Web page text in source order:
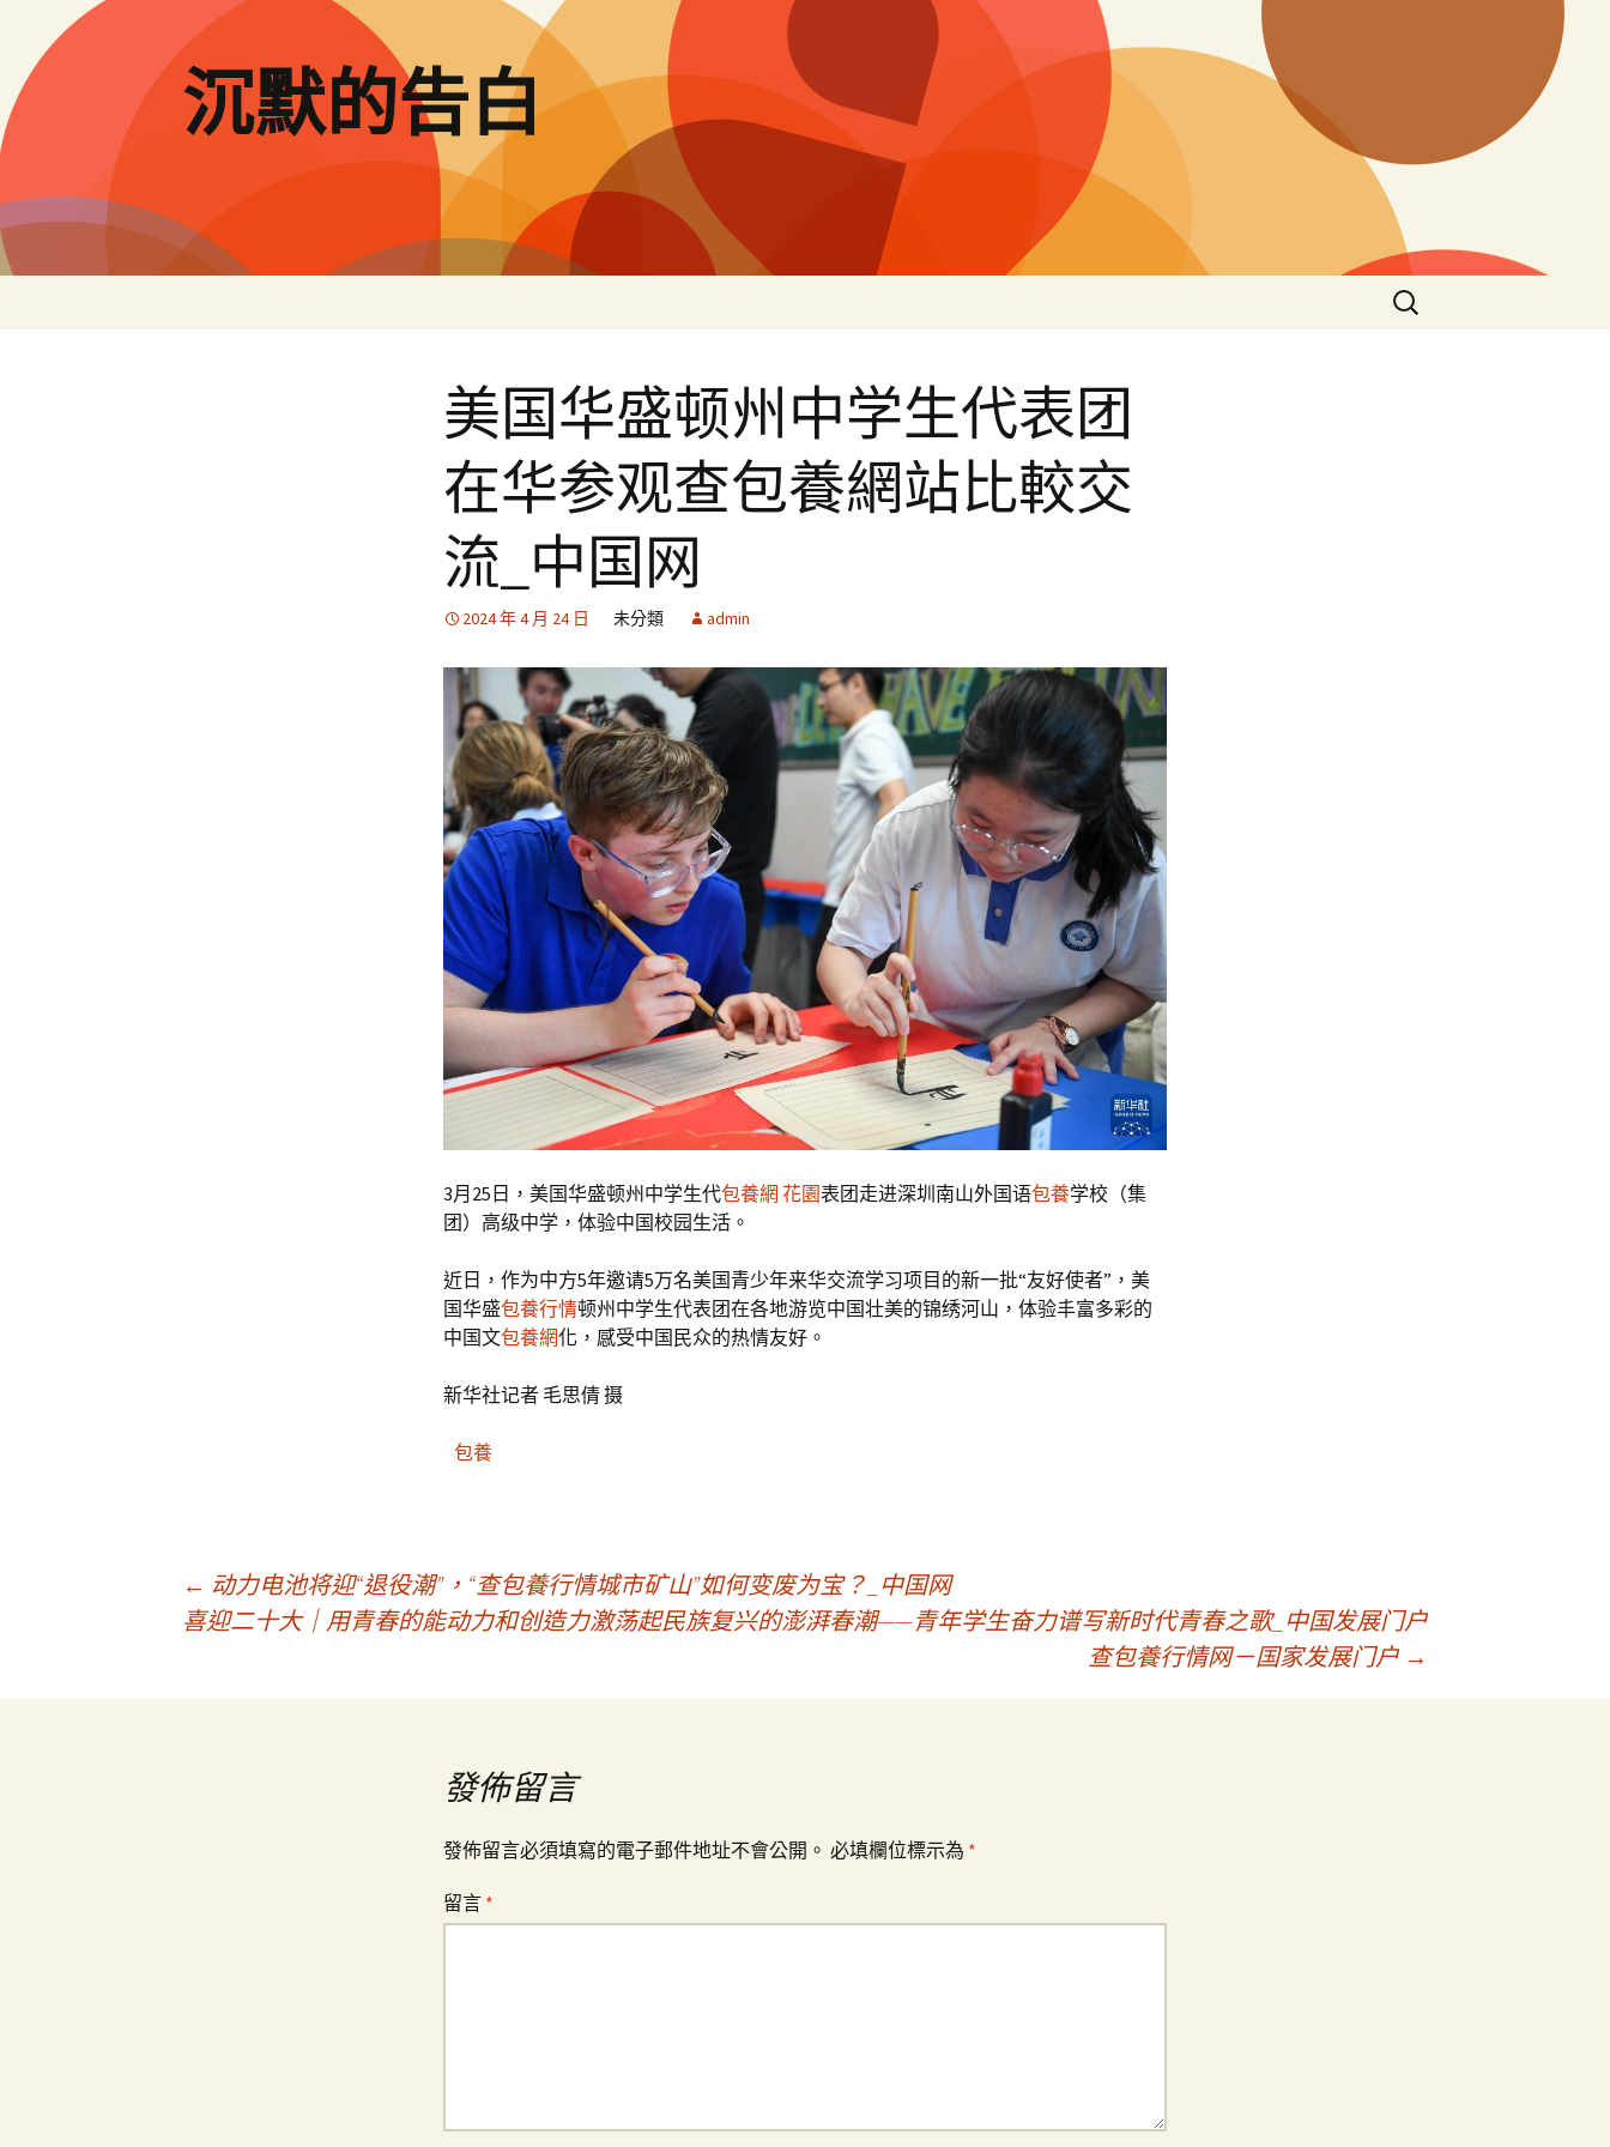
要
內
容
沉默的告白
搜
尋
美国华盛顿州中学生代表团
在华参观查包養網站比較交
流_中国网
2024 年 4 月 24 日 未分類 admin
3月25日，美国华盛顿州中学生代包養網 花園表团走进深圳南山外国语包養学校（集
团）高级中学，体验中国校园生活。
近日，作为中方5年邀请5万名美国青少年来华交流学习项目的新一批“友好使者”，美
国华盛包養行情顿州中学生代表团在各地游览中国壮美的锦绣河山，体验丰富多彩的
中国文包養網化，感受中国民众的热情友好。
新华社记者 毛思倩 摄
包養
← 动力电池将迎“退役潮”，“查包養行情城市矿山”如何变废为宝？_中国网
喜迎二十大｜用青春的能动力和创造力激荡起民族复兴的澎湃春潮——青年学生奋力谱写新时代青春之歌_中国发展门户
查包養行情网－国家发展门户 →
發佈留言
發佈留言必須填寫的電子郵件地址不會公開。 必填欄位標示為 *
留言 *